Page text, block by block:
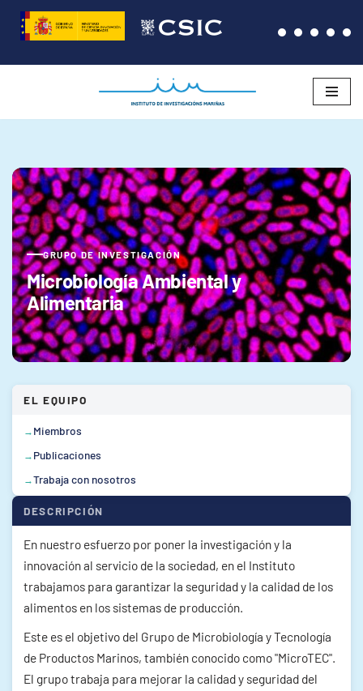
Saltar
al
GRUPO DE INVESTIGACIÓN
Microbiología Ambiental y
Alimentaria
DESCRIPCIÓN
En nuestro esfuerzo por poner la investigación y la
innovación al servicio de la sociedad, en el Instituto
trabajamos para garantizar la seguridad y la calidad de los
alimentos en los sistemas de producción.
Este es el objetivo del Grupo de Microbiología y Tecnología
de Productos Marinos, también conocido como "MicroTEC".
El grupo trabaja para mejorar la calidad y seguridad del
EL EQUIPO
Miembros
Publicaciones
Trabaja con nosotros